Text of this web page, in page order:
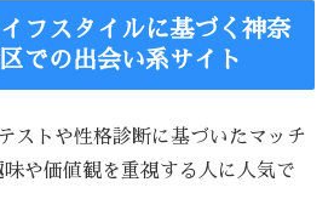
フスタイルに基づく神奈
での出会い系サイト
ストや性格診断に基づいたマッチ
や価値観を重視する人に人気で